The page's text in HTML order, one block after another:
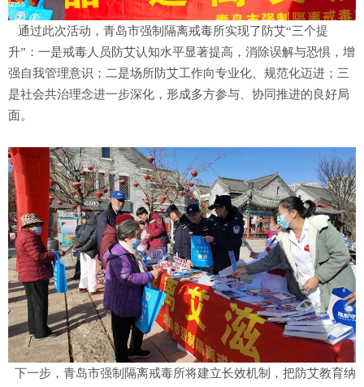
通过此次活动，青岛市强制隔离戒毒所实现了防艾“三个提
升”：一是戒毒人员防艾认知水平显著提高，消除误解与恐惧，增
强自我管理意识；二是场所防艾工作向专业化、规范化迈进；三
是社会共治理念进一步深化，形成多方参与、协同推进的良好局
面。
下一步，青岛市强制隔离戒毒所将建立长效机制，把防艾教育纳